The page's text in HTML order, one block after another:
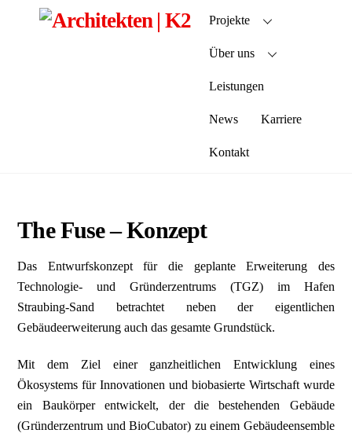
Projekte
Über uns
Leistungen
News Karriere
Kontakt
The Fuse – Konzept
Das Entwurfskonzept für die geplante Erweiterung des
Technologie- und Gründerzentrums (TGZ) im Hafen
Straubing-Sand betrachtet neben der eigentlichen
Gebäudeerweiterung auch das gesamte Grundstück.
Mit dem Ziel einer ganzheitlichen Entwicklung eines
Ökosystems für Innovationen und biobasierte Wirtschaft wurde
ein Baukörper entwickelt, der die bestehenden Gebäude
(Gründerzentrum und BioCubator) zu einem Gebäudeensemble